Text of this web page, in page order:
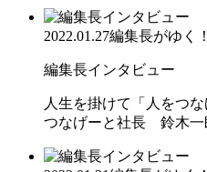
2022.01.27編集長がゆく！
編集長インタビュー
人生を掛けて「人をつ
つなげーと社長 鈴木一